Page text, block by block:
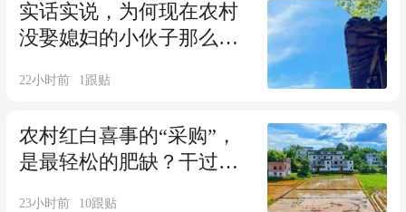
实话实说，为何现在农村
没娶媳妇的小伙子那么
村”？
22小时前 1跟贴
农村红白喜事的“采购”，
是最轻松的肥缺？干过的
23小时前 10跟贴